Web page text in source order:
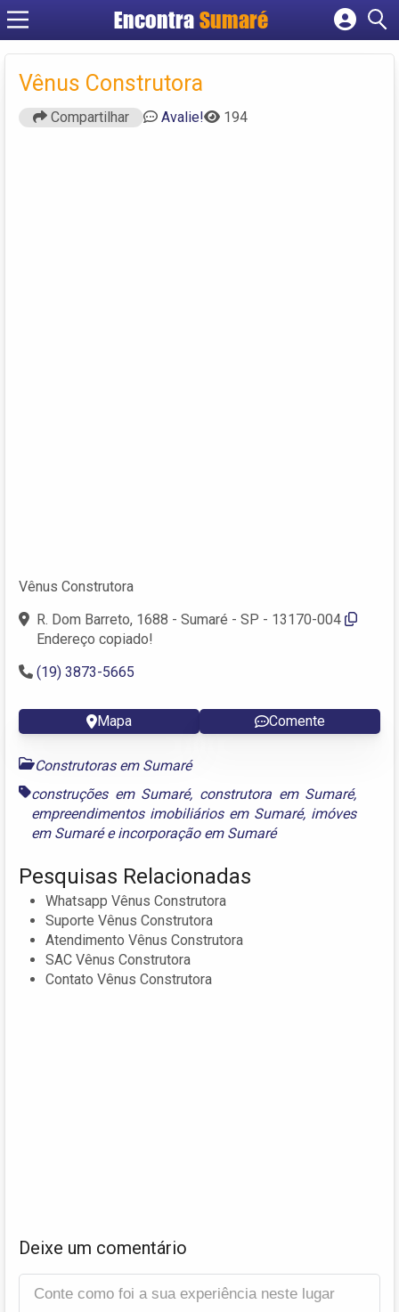
Encontra Sumaré
Cadastrar empresa
Criar conta
Vênus Construtora
Compartilhar Avalie! 194
Vênus Construtora
R. Dom Barreto, 1688 - Sumaré - SP - 13170-004
Endereço copiado!
(19) 3873-5665
Mapa Comente
Construtoras em Sumaré
construções em Sumaré, construtora em Sumaré,
empreendimentos imobiliários em Sumaré, imóves
em Sumaréeincorporação em Sumaré
Pesquisas Relacionadas
Whatsapp Vênus Construtora
Suporte Vênus Construtora
Atendimento Vênus Construtora
SAC Vênus Construtora
Contato Vênus Construtora
Deixe um comentário